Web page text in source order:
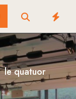
le quatuor